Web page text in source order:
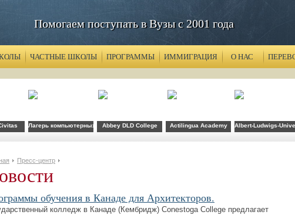
Помогаем поступать в Вузы с 2001 года
ЧАСТНЫЕ ШКОЛЫ ПРОГРАММЫ ИММИГРАЦИЯ О НАС
Лагерь компьютерных технологий FLS при CSU Fullerton
Abbey DLD College Actilingua Academy Albert-Ludwigs-
Пресс-центр
обучения в Канаде для Архитекторов.
колледж в Канаде (Кембридж) Conestoga College предлагает